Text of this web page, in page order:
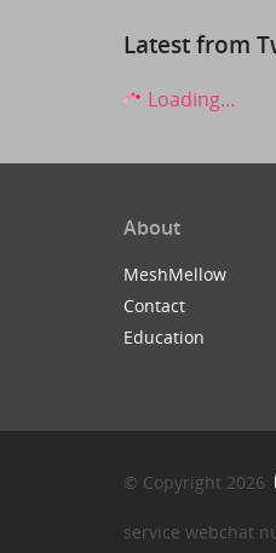
Latest from
Loading...
About
MeshMellow
Contact
Education
© Copyright 2026
service webchat